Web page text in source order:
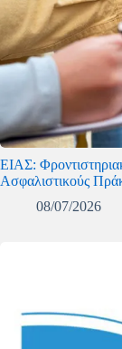
ΕΙΑΣ:
Ασφαλιστικούς
08/07/2026